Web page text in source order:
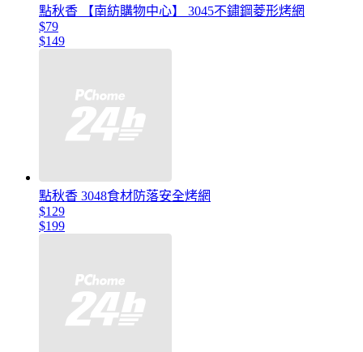
點秋香 【南紡購物中心】 3045不鏽鋼菱形烤網
$79
$149
點秋香 3048食材防落安全烤網
$129
$199